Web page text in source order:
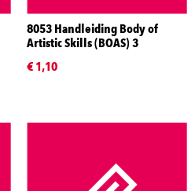
8053 Handleiding Body of
Artistic Skills (BOAS) 3
€ 1,10